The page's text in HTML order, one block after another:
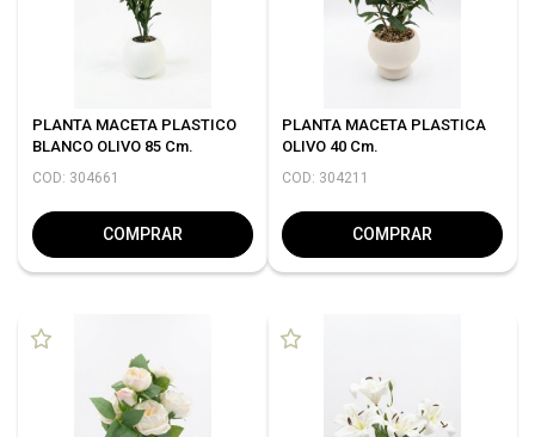
PLANTA MACETA PLASTICO
BLANCO OLIVO 85 Cm.
COD: 304661
COMPRAR
PLANTA MACETA PLASTICA
OLIVO 40 Cm.
COD: 304211
COMPRAR